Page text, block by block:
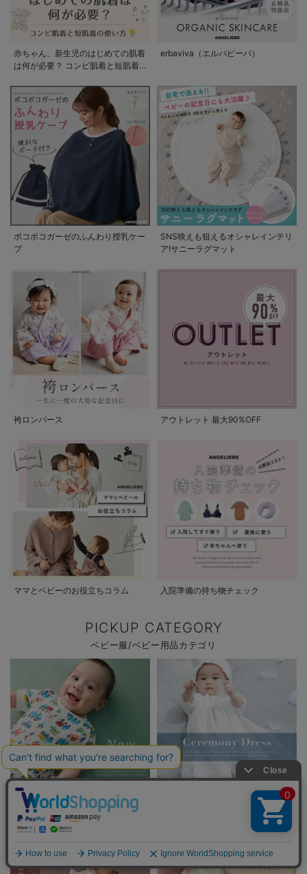
赤ちゃん、新生児のはじめての肌着
は何が必要？ コンビ肌着と短肌着
erbaviva（エルバビーバ）
ポコポコガーゼのふんわり授乳ケー
プ
SNS映えも狙えるオシャレインテリ
ア!サニーラグマット
袴ロンパース アウトレット 最大90%OFF
ママとベビーのお役立ちコラム 入院準備の持ち物チェック
PICKUP CATEGORY
ベビー服/ベビー用品カテゴリ
New Arrivalカテゴリ